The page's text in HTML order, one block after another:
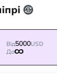
Від5000USD
До